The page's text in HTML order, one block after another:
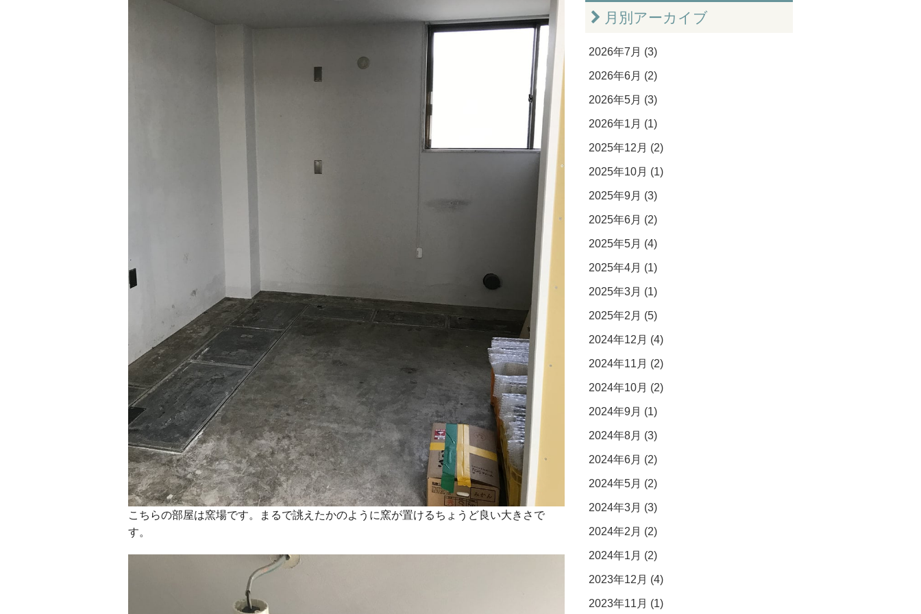
こちらの部屋は窯場です。まるで誂えたかのように窯が置けるちょうど良い大きさで
す。
月別アーカイブ
2026年7月 (3)
2026年6月 (2)
2026年5月 (3)
2026年1月 (1)
2025年12月 (2)
2025年10月 (1)
2025年9月 (3)
2025年6月 (2)
2025年5月 (4)
2025年4月 (1)
2025年3月 (1)
2025年2月 (5)
2024年12月 (4)
2024年11月 (2)
2024年10月 (2)
2024年9月 (1)
2024年8月 (3)
2024年6月 (2)
2024年5月 (2)
2024年3月 (3)
2024年2月 (2)
2024年1月 (2)
2023年12月 (4)
2023年11月 (1)